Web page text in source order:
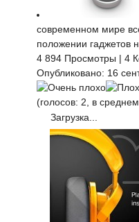
современном мире
положении гаджетов
4 894 Просмотры | 4
Опубликовано: 16
(голосов: 2, в
Загрузка...